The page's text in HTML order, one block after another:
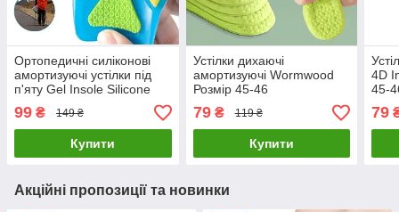
Ортопедичні силіконові
амортизуючі устілки під
п'яту Gel Insole Silicone
Розмір 41-46
99 ₴ 149 ₴
Купити
Устілки дихаючі
амортизуючі Wormwood
Розмір 45-46
79₴ 119 ₴
Купити
4D
45-
79
Акційні пропозиції та новинки